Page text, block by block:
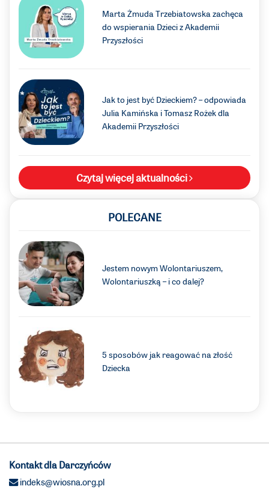
Marta Żmuda Trzebiatowska zachęca
do wspierania Dzieci z Akademii
Przyszłości
Jak to jest być Dzieckiem? – odpowiada
Julia Kamińska i Tomasz Rożek dla
Akademii Przyszłości
Czytaj więcej aktualności
POLECANE
Jestem nowym Wolontariuszem,
Wolontariuszką – i co dalej?
5 sposobów jak reagować na złość
Dziecka
Kontakt dla Darczyńców
indeks@wiosna.org.pl